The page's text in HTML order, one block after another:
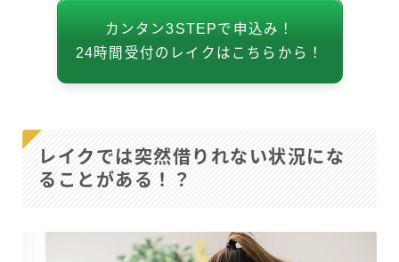
カンタン3STEPで申込み！
24時間受付のレイクはこちらから！
レイクでは突然借りれない状況にな
ることがある！？